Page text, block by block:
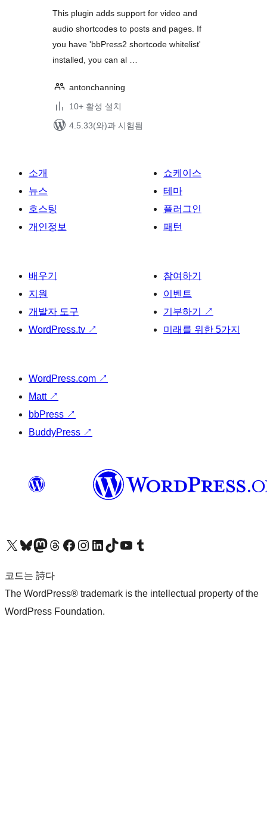
This plugin adds support for video and
audio shortcodes to posts and pages. If
you have 'bbPress2 shortcode whitelist'
installed, you can al …
antonchanning
10+ 활성 설치
4.5.33(와)과 시험됨
소개
뉴스
호스팅
개인정보
쇼케이스
테마
플러그인
패턴
배우기
지원
개발자 도구
WordPress.tv ↗
참여하기
이벤트
기부하기
↗
미래를 위한 5가지
WordPress.com ↗
Matt ↗
bbPress ↗
BuddyPress ↗
X(이전 트위터) 계정 방문하기블루스카이 계정 방문하기마스토돈 계정 방문하기스레드 계정 방문하기 페이스북 페이지 방문하기인스타그램 계정 방문하기 LinkedIn 계정 방문하기틱톡 계정 방문하기유튜브 채널 방문하기 텀블러 계정 방문하기
코드는 詩다
The WordPress® trademark is the intellectual property of the
WordPress Foundation.